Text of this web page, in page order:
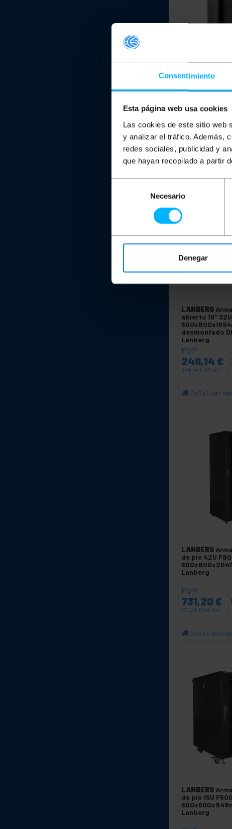
Consentimiento
Esta página web usa cookies
Las cookies de este sitio web
y analizar el tráfico. Además,
redes sociales, publicidad y
que hayan recopilado a partir
consentimiento
Necesario
Denegar
19'' de pie 42U
MobiRack DIY
PVP
597,78€
597,78€IVA inc.
Entrega
LANBERG
abierto 19"
desmontado
Lanberg
PVP
248,14€
248,14 € IVA inc.
De 3 a 5 días
LANBERG
de pie 42U
Lanberg
PVP
731,20€
731,20 € IVA inc.
De 3 a 5 días
LANBERG
de pie 15U F600
Lanberg